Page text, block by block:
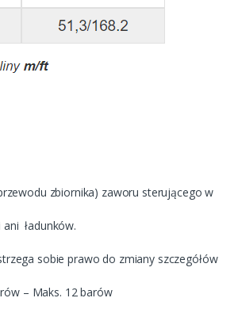
zbiornika) zaworu sterującego w
ładunków.
sobie prawo do zmiany szczegółów
– Maks. 12 barów